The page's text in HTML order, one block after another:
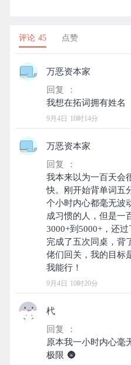
评论 45 点赞
万恶资本家
回复 ：
9月4日 10时14分
万恶资本家
回复 ：
我本来以为一百天会
快。刚开始背单词五
个小时内心都毫无波
成习惯的人，但是一
3000+到5000+，还
完成了五次同桌，背
佬们回关，我的目标
9月4日 10时20分
杙
回复 ：
原本我一小时内心毫